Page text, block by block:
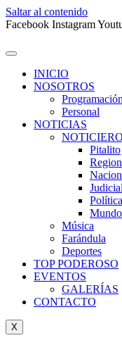
Saltar al contenido
Facebook Instagram
INICIO
NOSOTROS
Programación
Personal
NOTICIAS
Pitalito
Política
Mundo
Música
Farándula
Deportes
TOP PODEROSO
EVENTOS
GALERÍAS
CONTACTO
X